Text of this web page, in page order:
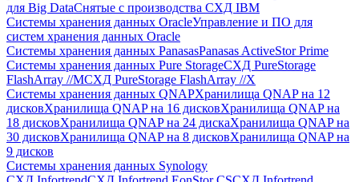
для Big DataСнятые с производства СХД IBM
Системы хранения данных OracleУправление и ПО для
систем хранения данных Oracle
Системы хранения данных PanasasPanasas ActiveStor Prime
Системы хранения данных Pure StorageСХД PureStorage
FlashArray //MСХД PureStorage FlashArray //X
Системы хранения данных QNAPХранилища QNAP на 12
дисковХранилища QNAP на 16 дисковХранилища QNAP на
18 дисковХранилища QNAP на 24 дискаХранилища QNAP на
30 дисковХранилища QNAP на 8 дисковХранилища QNAP на
9 дисков
Системы хранения данных Synology